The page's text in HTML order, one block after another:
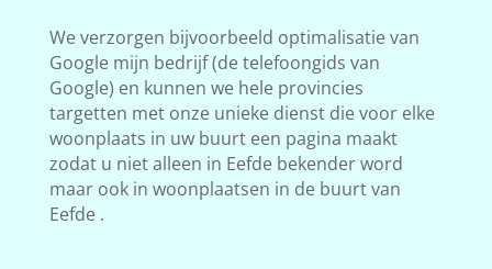
We verzorgen bijvoorbeeld optimalisatie van
Google mijn bedrijf (de telefoongids van
Google) en kunnen we hele provincies
targetten met onze unieke dienst die voor elke
woonplaats in uw buurt een pagina maakt
zodat u niet alleen in Eefde bekender word
maar ook in woonplaatsen in de buurt van
Eefde .